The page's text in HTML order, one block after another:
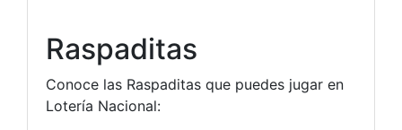
Raspaditas
Conoce las Raspaditas que puedes jugar en
Lotería Nacional: